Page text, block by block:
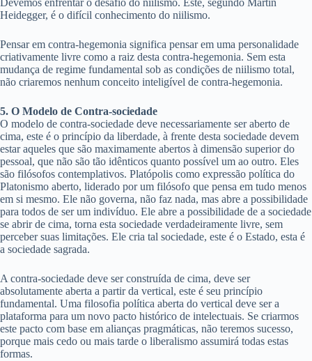
Devemos enfrentar o desafio do niilismo. Este, segundo Martin
Heidegger, é o difícil conhecimento do niilismo.
Pensar em contra-hegemonia significa pensar em uma personalidade
criativamente livre como a raiz desta contra-hegemonia. Sem esta
mudança de regime fundamental sob as condições de niilismo total,
não criaremos nenhum conceito inteligível de contra-hegemonia.
5. O Modelo de Contra-sociedade
O modelo de contra-sociedade deve necessariamente ser aberto de
cima, este é o princípio da liberdade, à frente desta sociedade devem
estar aqueles que são maximamente abertos à dimensão superior do
pessoal, que não são tão idênticos quanto possível um ao outro. Eles
são filósofos contemplativos. Platópolis como expressão política do
Platonismo aberto, liderado por um filósofo que pensa em tudo menos
em si mesmo. Ele não governa, não faz nada, mas abre a possibilidade
para todos de ser um indivíduo. Ele abre a possibilidade de a sociedade
se abrir de cima, torna esta sociedade verdadeiramente livre, sem
perceber suas limitações. Ele cria tal sociedade, este é o Estado, esta é
a sociedade sagrada.
A contra-sociedade deve ser construída de cima, deve ser
absolutamente aberta a partir da vertical, este é seu princípio
fundamental. Uma filosofia política aberta do vertical deve ser a
plataforma para um novo pacto histórico de intelectuais. Se criarmos
este pacto com base em alianças pragmáticas, não teremos sucesso,
porque mais cedo ou mais tarde o liberalismo assumirá todas estas
formas.